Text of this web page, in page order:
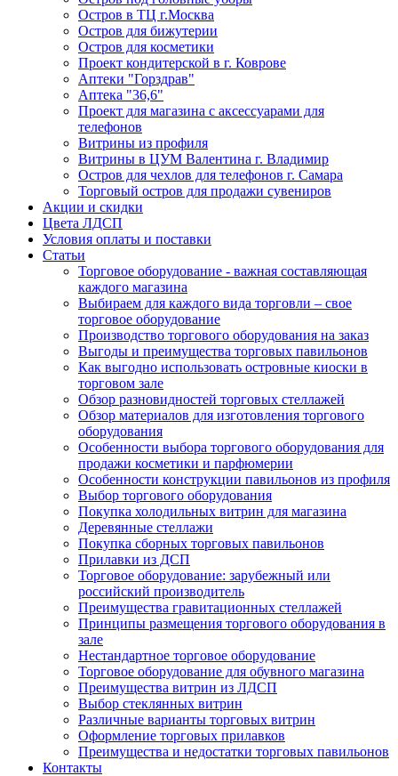
Остров в ТЦ г.Москва
Остров для бижутерии
Остров для косметики
Проект кондитерской в г. Коврове
Аптеки "Горздрав"
Аптека "36,6"
Проект для магазина с аксессуарами для
телефонов
Витрины из профиля
Витрины в ЦУМ Валентина г. Владимир
Остров для чехлов для телефонов г. Самара
Торговый остров для продажи сувениров
Акции и скидки
Цвета ЛДСП
Условия оплаты и поставки
Статьи
Торговое оборудование - важная составляющая
каждого магазина
Выбираем для каждого вида торговли – свое
торговое оборудование
Производство торгового оборудования на заказ
Выгоды и преимущества торговых павильонов
Как выгодно использовать островные киоски в
торговом зале
Обзор разновидностей торговых стеллажей
Обзор материалов для изготовления торгового
оборудования
Особенности выбора торгового оборудования для
продажи косметики и парфюмерии
Особенности конструкции павильонов из профиля
Выбор торгового оборудования
Покупка холодильных витрин для магазина
Деревянные стеллажи
Покупка сборных торговых павильонов
Прилавки из ДСП
Торговое оборудование: зарубежный или
российский производитель
Преимущества гравитационных стеллажей
Принципы размещения торгового оборудования в
зале
Нестандартное торговое оборудование
Торговое оборудование для обувного магазина
Преимущества витрин из ЛДСП
Выбор стеклянных витрин
Различные варианты торговых витрин
Оформление торговых прилавков
Преимущества и недостатки торговых павильонов
Контакты